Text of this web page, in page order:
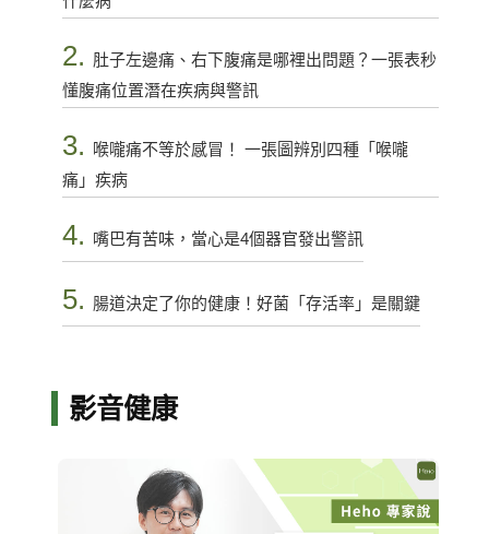
2. 肚子左邊痛、右下腹痛是哪裡出問題？一張表秒
懂腹痛位置潛在疾病與警訊
3.
喉嚨痛不等於感冒！ 一張圖辨別四種「喉嚨
痛」疾病
4. 嘴巴有苦味，當心是4個器官發出警訊
5. 腸道決定了你的健康！好菌「存活率」是關鍵
影音健康